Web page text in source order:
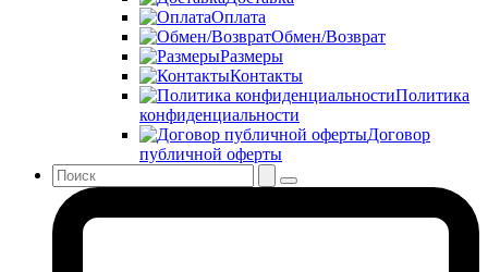
Оплата
Обмен/Возврат
Размеры
Контакты
Политика
конфиденциальности
Договор
публичной оферты